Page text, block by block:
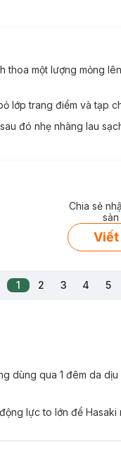
khi thời tiết sang đông.
thoa một lượng mỏng
lớp trang điểm và tạp
đó nhẹ nhàng lau
Chia sẻ
Viết
1 2 3 4 5
dùng qua 1 đêm da dịu
lực to lớn để